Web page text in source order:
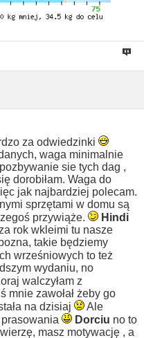
za odwiedzinki
waga minimalnie
sie tych dag ,
dorobiłam. Waga do
jak najbardziej polecam.
sprzętami w domu są
przywiąże.
Hindi
rok wkleimi tu nasze
takie będziemy
wrześniowych to też
wydaniu, no
walczyłam z
mnie zawołał żeby go
na dzisiaj
Ale
Dorciu no to
masz motywację , a